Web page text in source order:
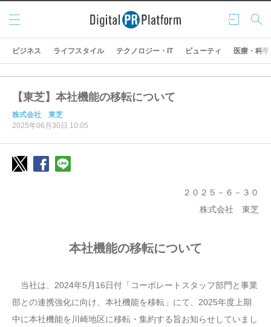
ログ
イン
検索
メニ
ュー
ビジネス ライフスタイル テクノロジー・IT ビューティ 医療・科学
【東芝】本社機能の移転について
株式会社 東芝
2025年06月30日 10:05
２０２５－６－３０
株式会社 東芝
本社機能の移転について
当社は、2024年5月16日付「コーポレートスタッフ部門と事業
部との連携強化に向け、本社機能を移転」にて、2025年度上期
中に本社機能を川崎地区に移転・集約する旨お知らせしていまし